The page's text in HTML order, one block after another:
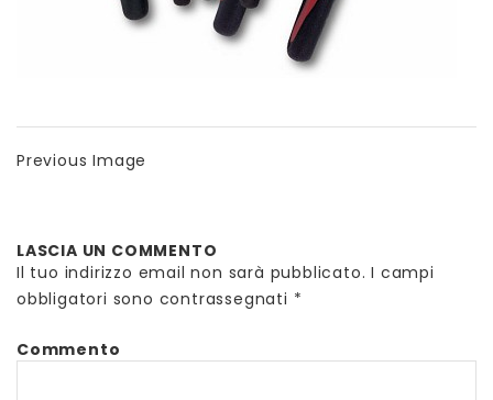
Previous Image
LASCIA UN COMMENTO
Il tuo indirizzo email non sarà pubblicato. I campi
obbligatori sono contrassegnati *
Commento